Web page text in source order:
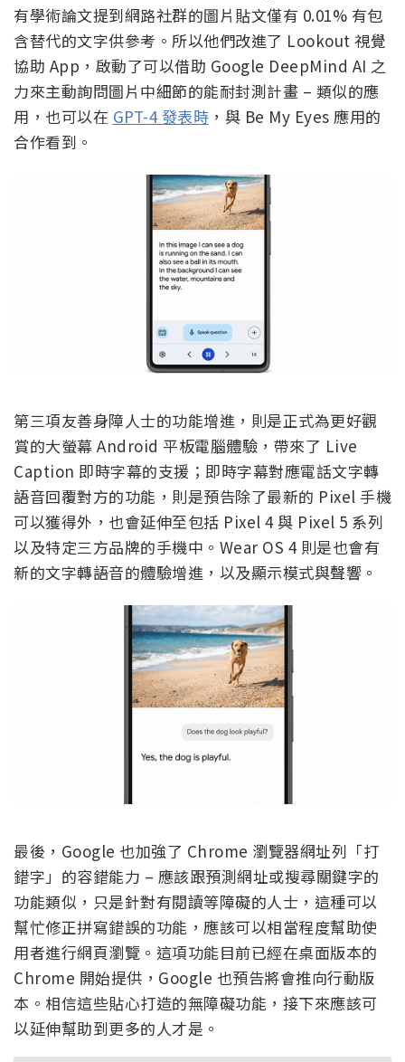
有學術論文提到網路社群的圖片貼文僅有 0.01% 有包
含替代的文字供參考。所以他們改進了 Lookout 視覺
協助 App，啟動了可以借助 Google DeepMind AI 之
力來主動詢問圖片中細節的能耐封測計畫 – 類似的應
用，也可以在 GPT-4 發表時 ，與 Be My Eyes 應用的
合作看到。
第三項友善身障人士的功能增進，則是正式為更好觀
賞的大螢幕 Android 平板電腦體驗，帶來了 Live
Caption 即時字幕的支援；即時字幕對應電話文字轉
語音回覆對方的功能，則是預告除了最新的 Pixel 手機
可以獲得外，也會延伸至包括 Pixel 4 與 Pixel 5 系列
以及特定三方品牌的手機中。Wear OS 4 則是也會有
新的文字轉語音的體驗增進，以及顯示模式與聲響。
最後，Google 也加強了 Chrome 瀏覽器網址列「打
錯字」的容錯能力 – 應該跟預測網址或搜尋關鍵字的
功能類似，只是針對有閱讀等障礙的人士，這種可以
幫忙修正拼寫錯誤的功能，應該可以相當程度幫助使
用者進行網頁瀏覽。這項功能目前已經在桌面版本的
Chrome 開始提供，Google 也預告將會推向行動版
本。相信這些貼心打造的無障礙功能，接下來應該可
以延伸幫助到更多的人才是。